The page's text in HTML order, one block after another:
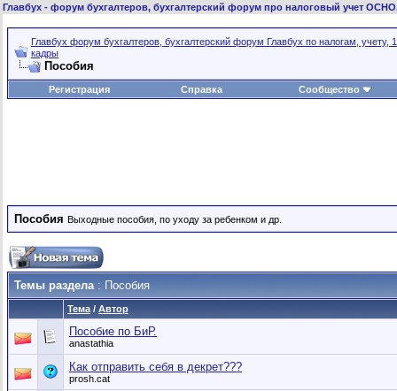
Главбух - форум бухгалтеров, бухгалтерский форум про налоговый учет
Главбух форум бухгалтеров, бухгалтерский форум Главбух по налогам, учету,
кадры
Пособия
Регистрация Справка Сообщество
Пособия Выходные пособия, по уходу за ребенком и др.
Темы раздела: Пособия
Тема / Автор
Пособие по БиР.
anastathia
Как отправить себя в декрет???
prosh.cat